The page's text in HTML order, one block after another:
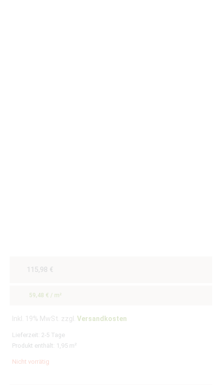
115,98 €
59,48 € / m²
Inkl. 19% MwSt. zzgl. Versandkosten
Lieferzeit: 2-5 Tage
Produkt enthält: 1,95 m²
Nicht vorrätig